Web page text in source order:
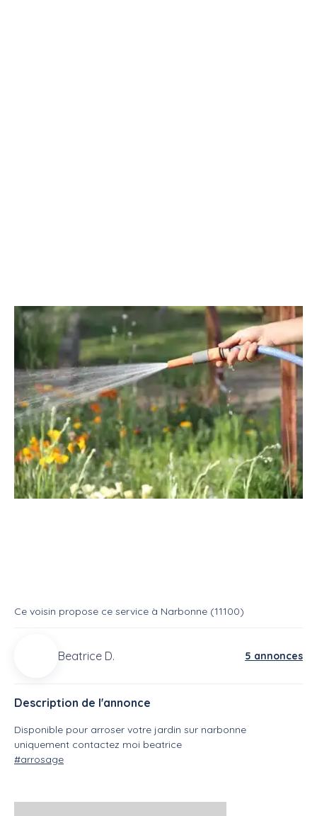
Service Jardinage Arrosage
Propose service arrosage
Service Arrosage
Ce voisin propose ce service à Narbonne (11100)
Beatrice D. 5 annonces
Description de l'annonce
Disponible pour arroser votre jardin sur narbonne
uniquement contactez moi beatrice
#arrosage